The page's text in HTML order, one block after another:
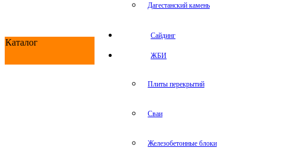
Каталог
Дагестанский камень
Сайдинг
ЖБИ
Плиты перекрытий
Сваи
Железобетонные блоки